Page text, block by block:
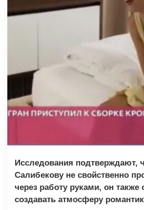
Исследования подтверждают,
Салибекову не свойственно
через работу руками, он также
создавать атмосферу